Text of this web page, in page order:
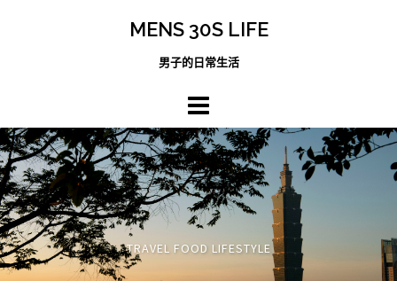
MENS 30S LIFE
男子的日常生活
TRAVEL FOOD LIFESTYLE